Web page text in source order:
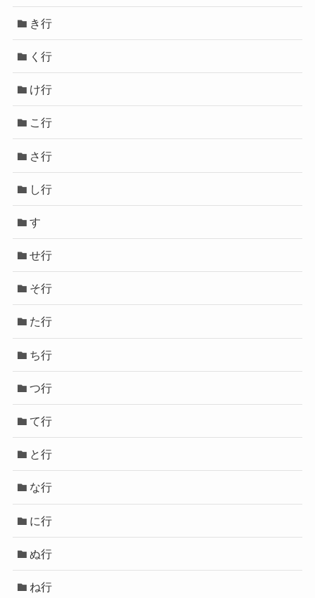
き行
く行
け行
こ行
さ行
し行
す
せ行
そ行
た行
ち行
つ行
て行
と行
な行
に行
ぬ行
ね行